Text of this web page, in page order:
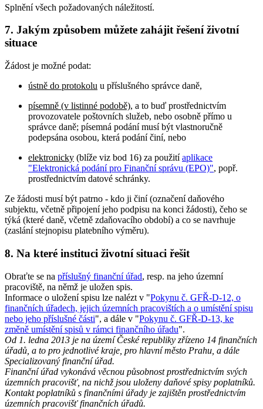
Splnění všech požadovaných náležitostí.
7. Jakým způsobem můžete zahájit řešení životní
situace
Žádost je možné podat:
ústně do protokolu u příslušného správce daně,
písemně (v listinné podobě), a to buď prostřednictvím
provozovatele poštovních služeb, nebo osobně přímo u
správce daně; písemná podání musí být vlastnoručně
podepsána osobou, která podání činí, nebo
elektronicky (blíže viz bod 16) za použitíaplikace
"Elektronická podání pro Finanční správu (EPO)", popř.
prostřednictvím datové schránky.
Ze žádosti musí být patrno - kdo ji činí (označení daňového
subjektu, včetně připojení jeho podpisu na konci žádosti), čeho se
týká (které daně, včetně zdaňovacího období) a co se navrhuje
(zaslání stejnopisu platebního výměru).
8. Na které instituci životní situaci řešit
Obraťte se na příslušný finanční úřad, resp. na jeho územní
pracoviště, na němž je uložen spis.
Informace o uložení spisu lze nalézt v "Pokynu č. GFŘ-D-12, o
finančních úřadech, jejich územních pracovištích a o umístění spisu
nebo jeho příslušné části", a dále v "Pokynu č. GFŘ-D-13, ke
změně umístění spisů v rámci finančního úřadu".
Od 1. ledna 2013 je na území České republiky zřízeno 14 finančních
úřadů, a to pro jednotlivé kraje, pro hlavní město Prahu, a dále
Specializovaný finanční úřad.
Finanční úřad vykonává věcnou působnost prostřednictvím svých
územních pracovišť, na nichž jsou uloženy daňové spisy poplatníků.
Kontakt poplatníků s finančními úřady je zajištěn prostřednictvím
územních pracovišť finančních úřadů.